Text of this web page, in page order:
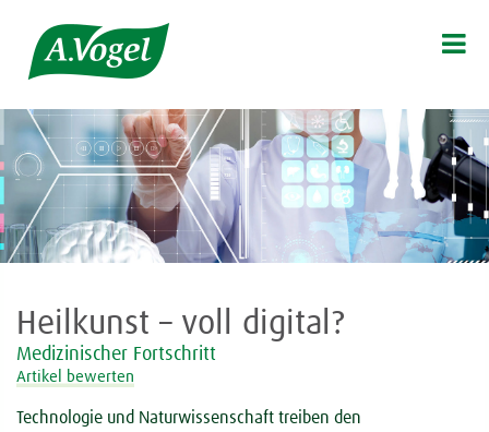

Heilkunst – voll digital?
Medizinischer Fortschritt
Artikel bewerten
Technologie und Naturwissenschaft treiben den